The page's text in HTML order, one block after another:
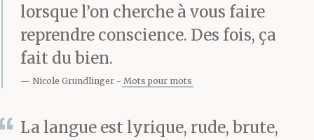
lorsque l’on cherche à vous faire
reprendre conscience. Des fois, ça
fait du bien.
Nicole Grundlinger Mots pour mots
La langue est lyrique, rude, brute,